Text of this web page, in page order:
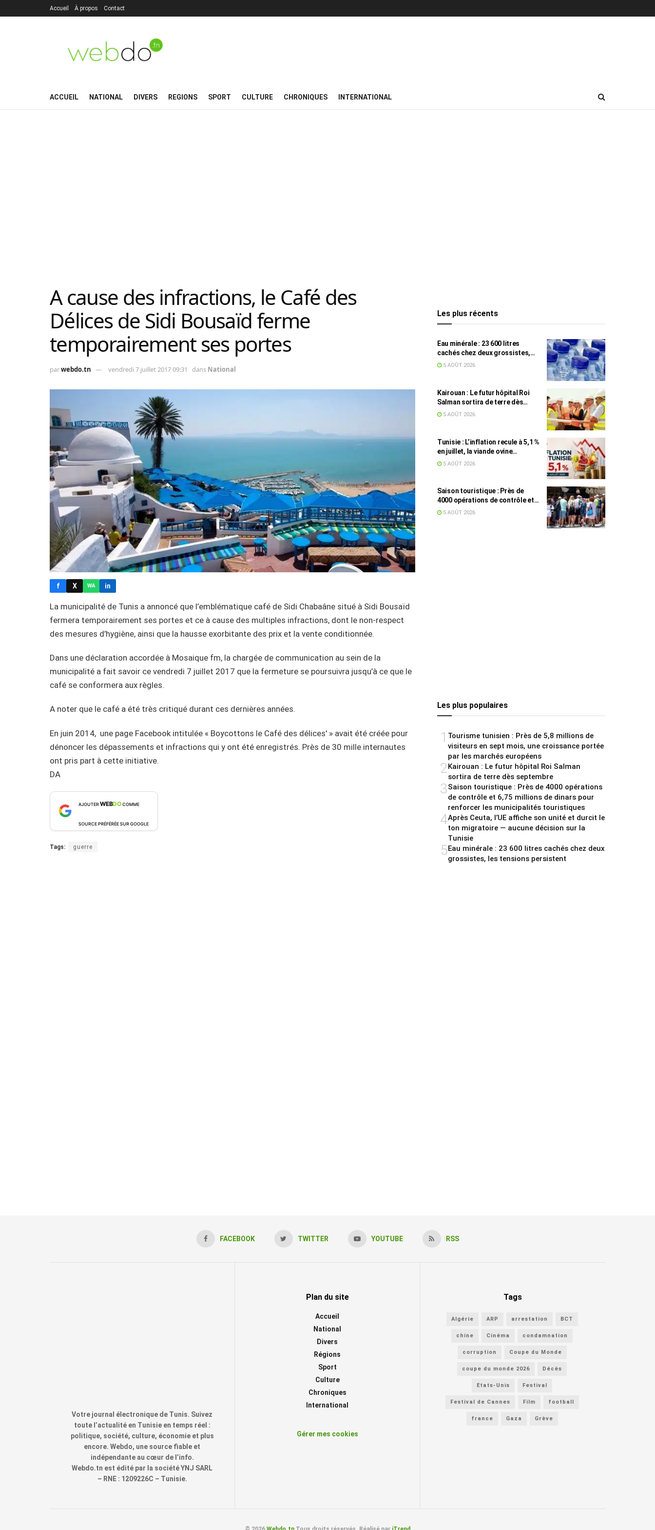
Accueil À propos Contact
ACCUEIL NATIONAL DIVERS REGIONS SPORT CULTURE CHRONIQUES INTERNATIONAL
A cause des infractions, le Café des
Délices de Sidi Bousaïd ferme
temporairement ses portes
parwebdo.tn vendredi 7 juillet 2017 09:31 dans National
f X WA in
La municipalité de Tunis a annoncé que l’emblématique café de Sidi Chabaâne situé à Sidi Bousaïd
fermera temporairement ses portes et ce à cause des multiples infractions, dont le non-respect
des mesures d’hygiène, ainsi que la hausse exorbitante des prix et la vente conditionnée.
Dans une déclaration accordée à Mosaique fm, la chargée de communication au sein de la
municipalité a fait savoir ce vendredi 7 juillet 2017 que la fermeture se poursuivra jusqu’à ce que le
café se conformera aux règles.
A noter que le café a été très critiqué durant ces dernières années.
En juin 2014, une page Facebook intitulée « Boycottons le Café des délices' » avait été créée pour
dénoncer les dépassements et infractions qui y ont été enregistrés. Près de 30 mille internautes
ont pris part à cette initiative.
DA
AJOUTERWEBDOCOMME
SOURCE PRÉFÉRÉE SUR GOOGLE
Tags: guerre
Les plus récents
Eau minérale : 23 600 litres
cachés chez deux grossistes,
les tensions persistent
5 AOÛT 2026
Kairouan : Le futur hôpital Roi
Salman sortira de terre dès
septembre
5 AOÛT 2026
Tunisie : L’inflation recule à 5,1 %
en juillet, la viande ovine
toujours en tête des hausses
5 AOÛT 2026
Saison touristique : Près de
4000 opérations de contrôle et
6,75 millions de dinars pour
5 AOÛT 2026
Les plus populaires
1 Tourisme tunisien : Près de 5,8 millions de
visiteurs en sept mois, une croissance portée
par les marchés européens
2Kairouan : Le futur hôpital Roi Salman
sortira de terre dès septembre
3Saison touristique : Près de 4000 opérations
de contrôle et 6,75 millions de dinars pour
renforcer les municipalités touristiques
4Après Ceuta, l’UE affiche son unité et durcit le
ton migratoire — aucune décision sur la
Tunisie
5Eau minérale : 23 600 litres cachés chez deux
grossistes, les tensions persistent
FACEBOOK TWITTER YOUTUBE RSS
Votre journal électronique de Tunis. Suivez
toute l’actualité en Tunisie en temps réel :
politique, société, culture, économie et plus
encore. Webdo, une source fiable et
indépendante au cœur de l’info.
Webdo.tn est édité par la société YNJ SARL
– RNE : 1209226C – Tunisie.
Plan du site
Accueil
National
Divers
Régions
Sport
Culture
Chroniques
International
Gérer mes cookies
Tags
Algérie ARP arrestation BCT
chine Cinéma condamnation
corruption Coupe du Monde
coupe du monde 2026 Décès
Etats-Unis Festival
Festival de Cannes Film football
france Gaza Grève